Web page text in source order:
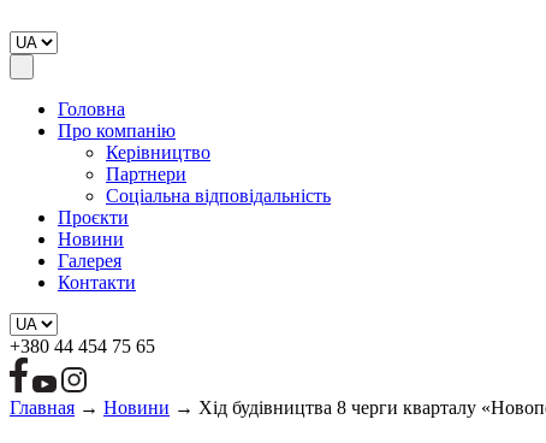
Головна
Про компанію
Керівництво
Партнери
Соціальна відповідальність
Проєкти
Новини
Галерея
Контакти
+380 44 454 75 65
Главная → Новини → Хід будівництва 8 черги кварталу